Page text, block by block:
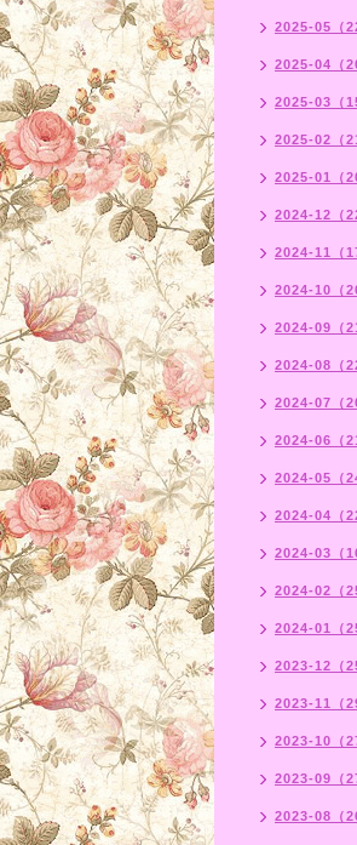
2025-05（
2025-04（
2025-03（
2025-02（
2025-01（
2024-12（
2024-11（
2024-10（
2024-09（
2024-08（
2024-07（
2024-06（
2024-05（
2024-04（
2024-03（
2024-02（
2024-01（
2023-12（
2023-11（
2023-10（
2023-09（
2023-08（